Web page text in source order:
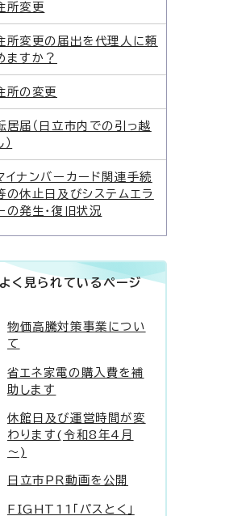
所変更
所変更の届出を代理人に頼
ますか？
所の変更
居届（日立市内での引っ越
）
イナンバーカード関連手続
の休止日及びシステムエラ
の発生・復旧状況
よく見られているページ
物価高騰対策事業につい
て
省エネ家電の購入費を補
助します
休館日及び運営時間が変
わります(令和8年4月
～)
日立市PR動画を公開
FIGHT11「パスとく」